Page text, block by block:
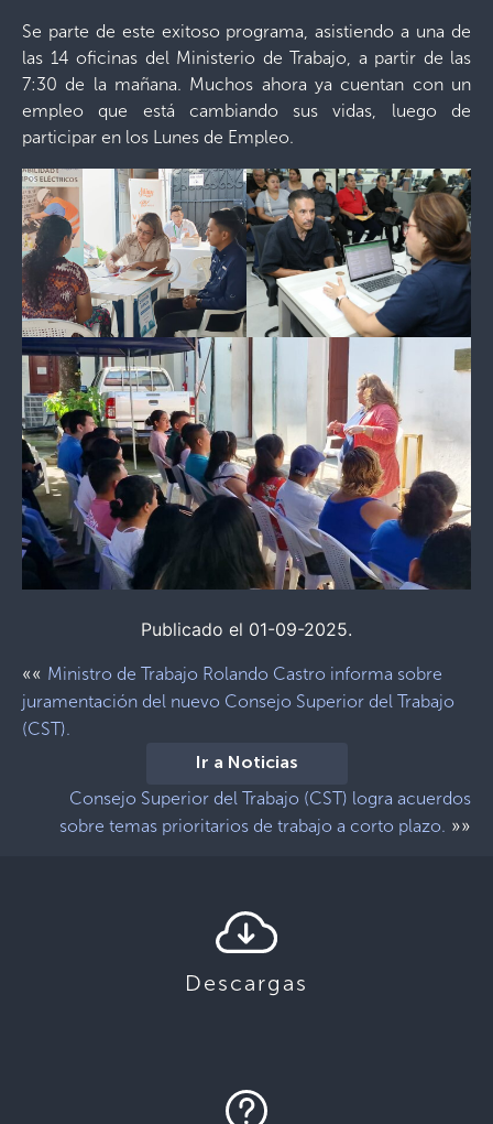
Se parte de este exitoso programa, asistiendo a una de
las 14 oficinas del Ministerio de Trabajo, a partir de las
7:30 de la mañana. Muchos ahora ya cuentan con un
empleo que está cambiando sus vidas, luego de
participar en los Lunes de Empleo.
Publicado el 01-09-2025.
«« Ministro de Trabajo Rolando Castro informa sobre
juramentación del nuevo Consejo Superior del Trabajo
(CST).
Ir a Noticias
Consejo Superior del Trabajo (CST) logra acuerdos
sobre temas prioritarios de trabajo a corto plazo. »»
Descargas